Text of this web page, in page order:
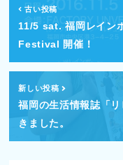
古い投稿
11/5 sat. 福岡レイ
Festival 開催！
新しい投稿
福岡の生活情報誌「
きました。